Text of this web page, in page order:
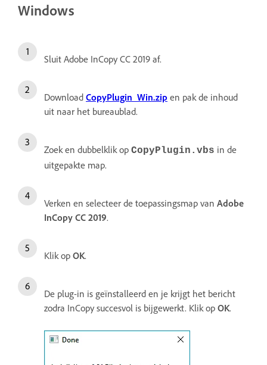
Windows
Sluit Adobe InCopy CC 2019 af.
Download CopyPlugin_Win.zip en pak de inhoud
uit naar het bureaublad.
Zoek en dubbelklik op CopyPlugin .vbs in de
uitgepakte map.
Verken en selecteer de toepassingsmap van Adobe
InCopy CC 2019.
Klik op OK.
De plug-in is geïnstalleerd en je krijgt het bericht
zodra InCopy succesvol is bijgewerkt. Klik op OK.